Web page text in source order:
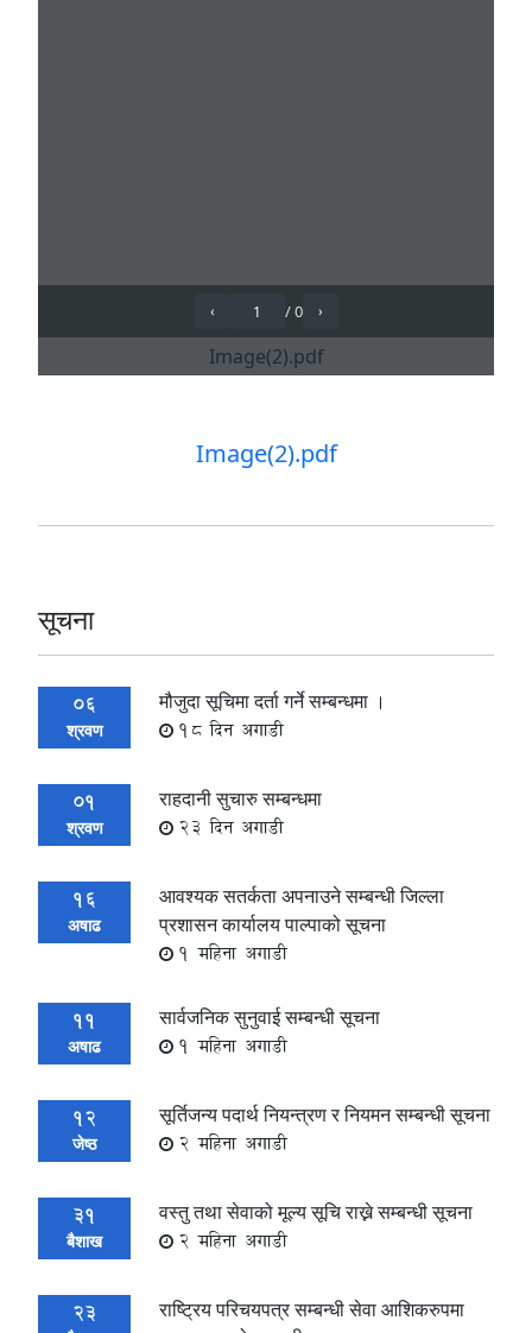
Image(2).pdf
सूचना
06
श्रवण
मौजुदा सूचिमा दर्ता गर्ने सम्बन्धमा ।
18 दिन अगाडी
01
श्रवण
राहदानी सुचारु सम्बन्धमा
23 दिन अगाडी
16
अषाढ
आवश्यक सतर्कता अपनाउने सम्बन्धी जिल्ला
प्रशासन कार्यालय पाल्पाको सूचना
1 महिना अगाडी
11
अषाढ
सार्वजनिक सुनुवाई सम्बन्धी सूचना
1 महिना अगाडी
12
जेष्ठ
सूर्तिजन्य पदार्थ नियन्त्रण र नियमन सम्बन्धी सूचना
2 महिना अगाडी
31
बैशाख
वस्तु तथा सेवाको मूल्य सूचि राख्ने सम्बन्धी सूचना
2 महिना अगाडी
23
राष्ट्रिय परिचयपत्र सम्बन्धी सेवा आ‌‌शिकरुपमा